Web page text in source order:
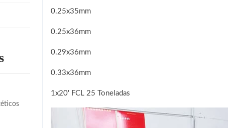
0.25x35mm
0.25x36mm
0.29x36mm
0.33x36mm
1x20' FCL 25 Toneladas